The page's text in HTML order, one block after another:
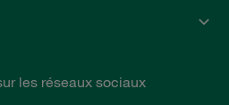
les réseaux sociaux